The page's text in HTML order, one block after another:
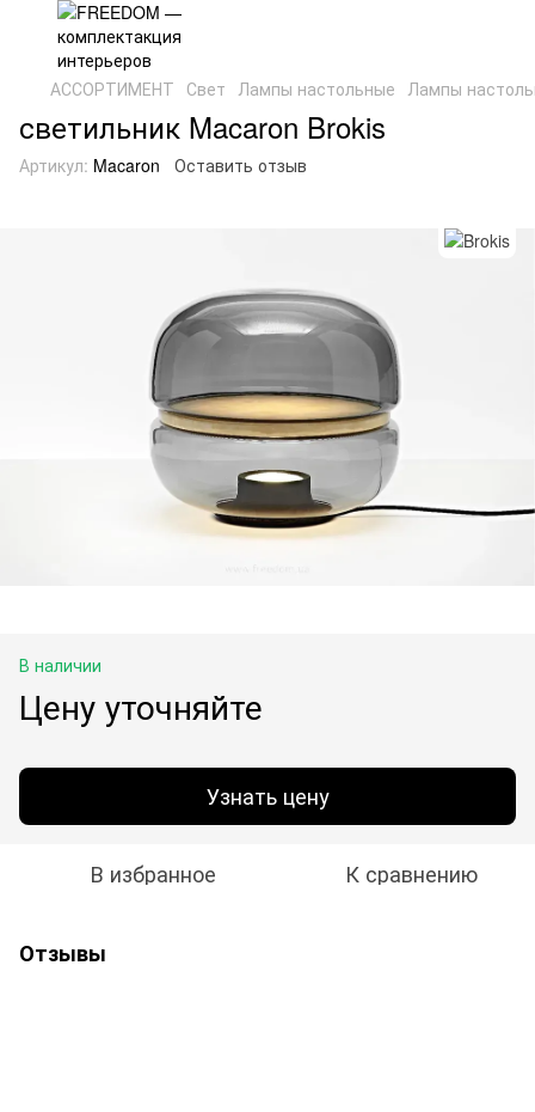
АССОРТИМЕНТ Свет Лампы настольные Лампы
светильник Macaron Brokis
Артикул: Macaron Оставить отзыв
В наличии
Цену уточняйте
Узнать цену
В избранное К сравнению
Отзывы